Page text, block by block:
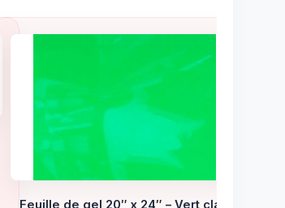
Feuille de gel 20″ x 24″ – Vert clair